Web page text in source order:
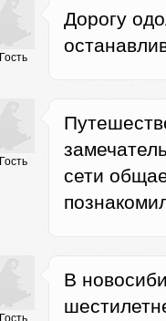
Гость
Дорогу
Гость
сети
Гость
В